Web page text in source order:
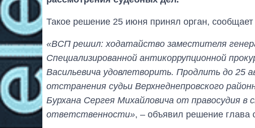
Такое решение 25 июня принял орган,
«ВСП решил: ходатайство заместителя
Специализированной антикоррупционной
Васильевича удовлетворить. Продлить до 25
отстранения судьи Верхнеднепровского
Бурхана Сергея Михайловича от правосудия в
ответственности», – объявил решение глава